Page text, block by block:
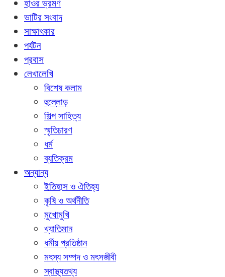
হাওর ভ্রমণ
ভাটির সংবাদ
সাক্ষাৎকার
পর্যটন
প্রবাস
লেখালেখি
বিশেষ কলাম
হুল্লোড়
শিল্প সাহিত্য
স্মৃতিচারণ
ধর্ম
ব্যতিক্রম
অন্যান্য
ইতিহাস ও ঐতিহ্য
কৃষি ও অর্থনীতি
মুখোমুখি
খ্যাতিমান
ধর্মীয় প্রতিষ্ঠান
মৎস্য সম্পদ ও মৎসজীবী
স্বাস্থ্যতথ্য